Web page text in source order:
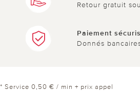
Retour gratuit
Paiement
Donnés
* Service 0,50 € / min + prix appel